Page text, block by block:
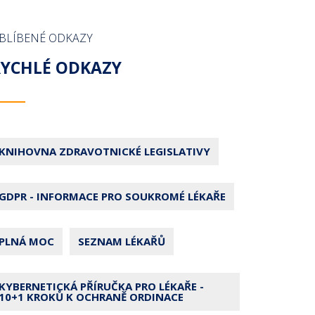
ODKAZY
ODKAZY
ZDRAVOTNICKÉ LEGISLATIVY
- INFORMACE PRO SOUKROMÉ LÉKAŘE
MOC SEZNAM LÉKAŘŮ
PŘÍRUČKA PRO LÉKAŘE -
KROKŮ K OCHRANĚ ORDINACE